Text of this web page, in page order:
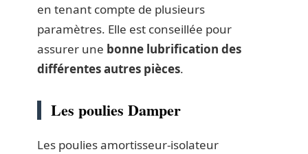
en tenant compte de plusieurs
paramètres. Elle est conseillée pour
assurer une bonne lubrification des
différentes autres pièces.
Les poulies Damper
Les poulies amortisseur-isolateur